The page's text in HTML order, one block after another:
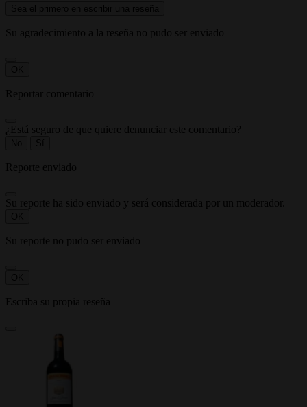
Su agradecimiento a la reseña no pudo ser enviado
Reportar comentario
¿Está seguro de que quiere denunciar este comentario?
Reporte enviado
Su reporte ha sido enviado y será considerada por un moderador.
Su reporte no pudo ser enviado
Escriba su propia reseña